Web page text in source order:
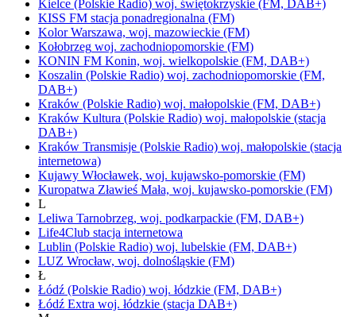
Kielce (Polskie Radio) woj. świętokrzyskie (FM, DAB+)
KISS FM stacja ponadregionalna (FM)
KolorWarszawa, woj. mazowieckie (FM)
Kołobrzeg woj. zachodniopomorskie (FM)
KONIN FM Konin, woj. wielkopolskie (FM, DAB+)
Koszalin (Polskie Radio) woj. zachodniopomorskie (FM,
DAB+)
Kraków (Polskie Radio) woj. małopolskie (FM, DAB+)
Kraków Kultura (Polskie Radio) woj. małopolskie (stacja
DAB+)
Kraków Transmisje (Polskie Radio) woj. małopolskie (stacja
internetowa)
Kujawy Włocławek, woj. kujawsko-pomorskie (FM)
Kuropatwa Zławieś Mała, woj. kujawsko-pomorskie (FM)
L
Leliwa Tarnobrzeg, woj. podkarpackie (FM, DAB+)
Life4Club stacja internetowa
Lublin (Polskie Radio) woj. lubelskie (FM, DAB+)
LUZ Wrocław, woj. dolnośląskie (FM)
Ł
Łódź (Polskie Radio) woj. łódzkie (FM, DAB+)
Łódź Extra woj. łódzkie (stacja DAB+)